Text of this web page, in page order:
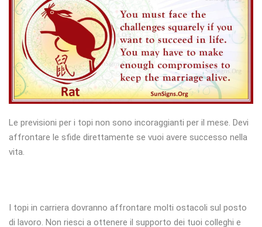
Le previsioni per i topi non sono incoraggianti per il mese. Devi
affrontare le sfide direttamente se vuoi avere successo nella
vita.
I topi in carriera dovranno affrontare molti ostacoli sul posto
di lavoro. Non riesci a ottenere il supporto dei tuoi colleghi e